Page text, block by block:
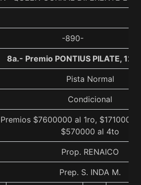
-890-
8a.- Premio PONTIUS PILATE,
Pista Normal
Condicional
Premios $7600000 al 1ro,
$570000 al 4to
Prop. RENAICO
Prep. S. INDA M.